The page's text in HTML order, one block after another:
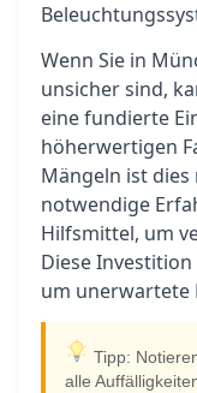
Wenn Sie in
unsicher sind,
eine fundierte
höherwertigen
Mängeln ist
notwendige
Hilfsmittel, um
Diese
um unerwartete
Tipp:
alle